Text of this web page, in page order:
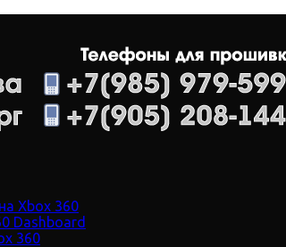
Xbox 360
Dashboard
360